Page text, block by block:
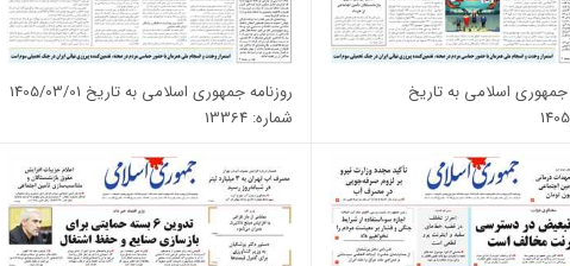
روزنامه جمهوری اسلامی به تاریخ 1405/03/01
شماره: 13364
جمهوری اسلامی به تاریخ